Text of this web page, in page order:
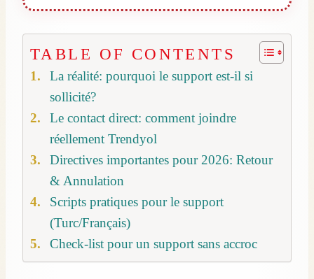
TABLE OF CONTENTS
La réalité: pourquoi le support est-il si
sollicité?
Le contact direct: comment joindre
réellement Trendyol
Directives importantes pour 2026: Retour
& Annulation
Scripts pratiques pour le support
(Turc/Français)
Check-list pour un support sans accroc